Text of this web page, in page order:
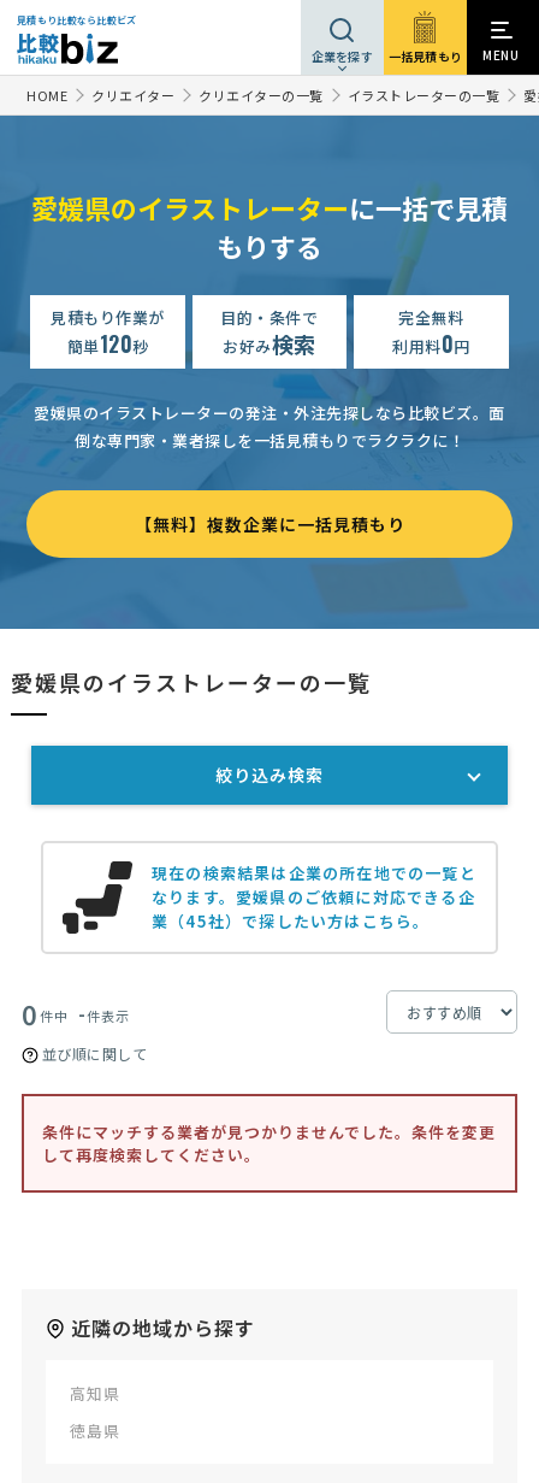
見積もり比較なら比較ビズ
企業を探す 一括見積もり MENU
HOME クリエイター クリエイターの一覧 イラストレーターの一覧
愛媛県のイラストレーターに一括で見積
もりする
見積もり作業が
簡単120秒
目的・条件で
お好み検索
完全無料
利用料0円
愛媛県のイラストレーターの発注・外注先探しなら比較ビズ。 面
倒な専門家・業者探しを一括見積もりでラクラクに！
【無料】複数企業に一括見積もり
愛媛県のイラストレーターの一覧
現在の検索結果は企業の所在地での一覧と
なります。 愛媛県のご依頼に対応できる企
業（45社）で探したい方はこちら。
0件中 -件表示
並び順に関して
条件にマッチする業者が見つかりませんでした。条件を変更
して再度検索してください。
近隣の地域から探す
高知県
徳島県
絞り込み検索